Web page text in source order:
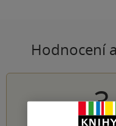
Hodnocení